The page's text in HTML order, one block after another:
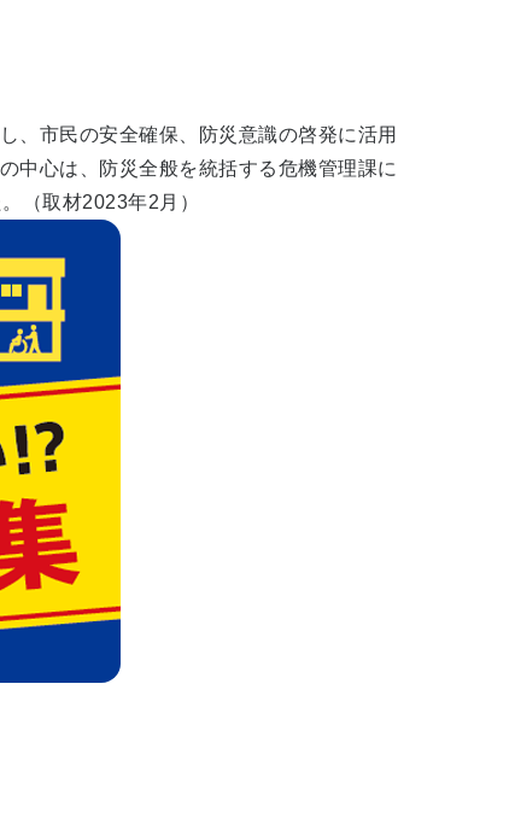
、市民の安全確保、防災意識の啓発に活用
中心は、防災全般を統括する危機管理課に
（取材2023年2月）